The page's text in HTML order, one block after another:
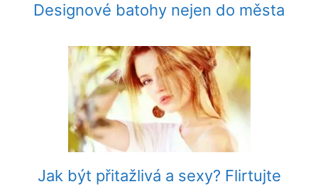
Designové batohy nejen do města
Jak být přitažlivá a sexy? Flirtujte